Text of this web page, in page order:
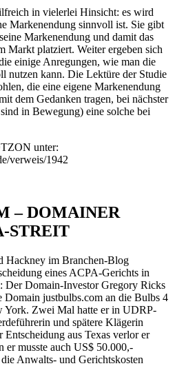
in vielerlei Hinsicht: es wird
Markenendung sinnvoll ist. Sie gibt
Markenendung und damit das
Markt platziert. Weiter ergeben sich
einige Anregungen, wie man die
nutzen kann. Die Lektüre der Studie
die eine eigene Markenendung
dem Gedanken tragen, bei nächster
in Bewegung) eine solche bei
unter:
verweis/1942
– DOMAINER
STREIT
Hackney im Branchen-Blog
eines ACPA-Gerichts in
Der Domain-Investor Gregory Ricks
Domain justbulbs.com an die Bulbs 4
York. Zwei Mal hatte er in UDRP-
und spätere Klägerin
aus Texas verlor er
er musste auch US$ 50.000,-
Anwalts- und Gerichtskosten